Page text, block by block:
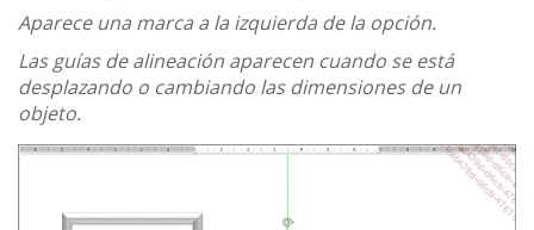
Aparece una marca a la izquierda de la opción.
Las guías de alineación aparecen cuando se está
desplazando o cambiando las dimensiones de un
objeto.